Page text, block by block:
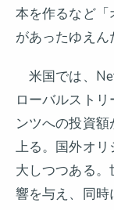
本を作るなど「
があったゆえん
米国では、
ローバルスト
ンツへの投資
上る。国外オ
大しつつある
響を与え、同時